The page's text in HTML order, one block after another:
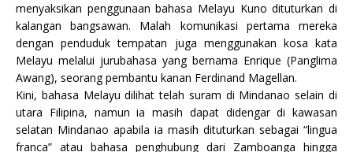
menyaksikan penggunaan bahasa Melayu Kuno dituturkan di
kalangan bangsawan. Malah komunikasi pertama mereka
dengan penduduk tempatan juga menggunakan kosa kata
Melayu melalui jurubahasa yang bernama Enrique (Panglima
Awang), seorang pembantu kanan Ferdinand Magellan.
Kini, bahasa Melayu dilihat telah suram di Mindanao selain di
utara Filipina, namun ia masih dapat didengar di kawasan
selatan Mindanao apabila ia masih dituturkan sebagai “lingua
franca” atau bahasa penghubung dari Zamboanga hingga